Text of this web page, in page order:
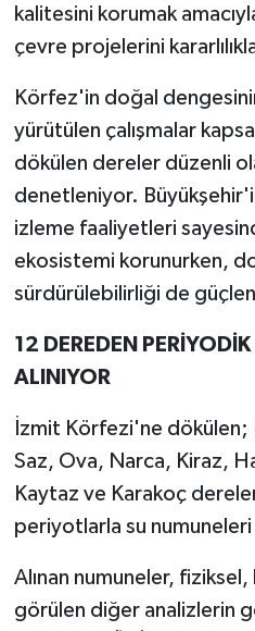
kalitesini korumak
çevre projelerini
Körfez'in doğal
yürütülen çalışmalar
dökülen dereler düzenli
denetleniyor.
izleme faaliyetleri
ekosistemi korunurken,
sürdürülebilirliği de
12 DEREDEN PERİYODİK
ALINIYOR
İzmit Körfezi'ne dökülen;
Saz, Ova, Narca, Kiraz,
Kaytaz ve Karakoç
periyotlarla su numuneleri
Alınan numuneler,
görülen diğer analizlerin